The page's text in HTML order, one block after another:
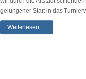
gelungener Start in das
Weiterlesen …